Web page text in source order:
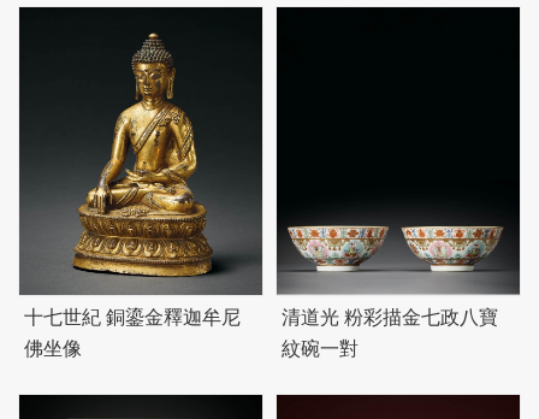
十七世紀 銅鎏金釋迦牟尼
佛坐像
清道光 粉彩描金七政八寶
紋碗一對